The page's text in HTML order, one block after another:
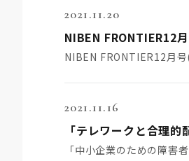
2021.11.20
NIBEN FRONTIER12月
2021.11.16
「テレワークと合理
「中小企業のための障害